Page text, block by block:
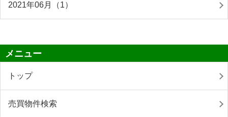
2021年06月（1）
メニュー
トップ
売買物件検索